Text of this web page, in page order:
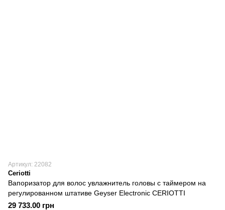
Артикул: 22082
Ceriotti
Вапоризатор для волос увлажнитель головы с таймером на
регулированном штативе Geyser Electronic CERIOTTI
29 733.00 грн